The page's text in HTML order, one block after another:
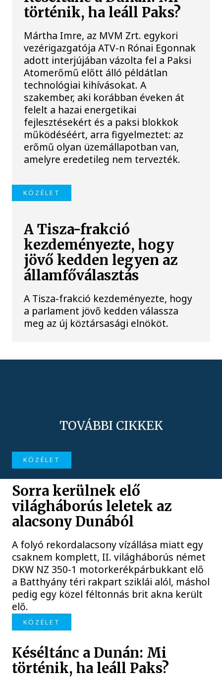
történik, ha leáll Paks?
Mártha Imre, az MVM Zrt. egykori
vezérigazgatója ATV-n Rónai Egonnak
adott interjújában vázolta fel a Paksi
Atomerőmű előtt álló példátlan
technológiai kihívásokat. A
szakember, aki korábban éveken át
felelt a hazai energetikai
fejlesztésekért és a paksi blokkok
működéséért, arra figyelmeztet: az
erőmű olyan üzemállapotban van,
amelyre eredetileg nem tervezték.
KÖZÉLET
A Tisza-frakció
kezdeményezte, hogy
jövő kedden legyen az
államfőválasztás
A Tisza-frakció kezdeményezte, hogy
a parlament jövő kedden válassza
meg az új köztársasági elnököt.
TOVÁBBI CIKKEK
KÖZÉLET
Sorra kerülnek elő
világháborús leletek az
alacsony Dunából
A folyó rekordalacsony vízállása miatt egy
csaknem komplett, II. világháborús német
DKW NZ 350-1 motorkerékpárbukkant elő
a Batthyány téri rakpart sziklái alól, máshol
pedig egy közel féltonnás brit akna került
elő.
KÖZÉLET
Késéltánc a Dunán: Mi
történik, ha leáll Paks?